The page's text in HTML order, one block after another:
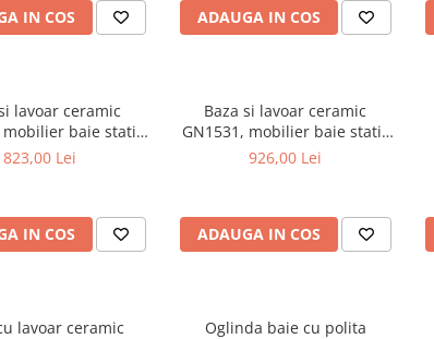
IN COS ADAUGA IN COS
lavoar ceramic
mobilier baie stativ
MDF, 2 usi, 2
823,00 Lei
IN COS
Baza si lavoar ceramic
GN1531, mobilier baie stativ
75 cm, front MDF, 2 usi, 3
926,00 Lei
ADAUGA IN COS
lavoar ceramic
Oglinda baie cu polita